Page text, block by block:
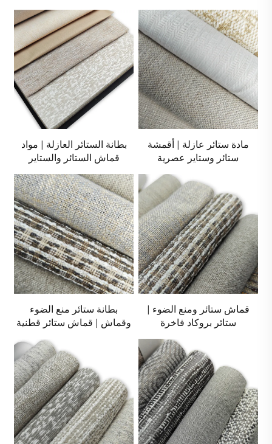
بالجملة
بطانة الستائر العازلة | مواد
قماش الستائر والستاير
القطنية
مادة ستائر عازلة | أقمشة
ستائر وستاير عصرية
بطانة ستائر منع الضوء
وقماش | قماش ستائر قطنية
قماش ستائر ومنع الضوء |
ستائر بروكاد فاخرة